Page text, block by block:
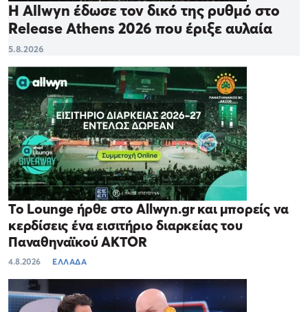
Η Allwyn έδωσε τον δικό της ρυθμό στο
Release Athens 2026 που έριξε αυλαία
5.8.2026
Το Lounge ήρθε στο Allwyn.gr και μπορείς να
κερδίσεις ένα εισιτήριο διαρκείας του
Παναθηναϊκού AKTOR
4.8.2026 ΕΛΛΑΔΑ